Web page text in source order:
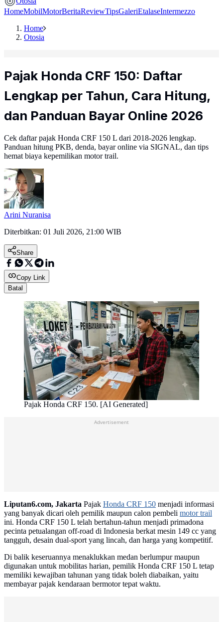
HomeMobilMotorBeritaReviewTipsGaleriEtalaseIntermezzo
Home
Otosia
Pajak Honda CRF 150: Daftar
Lengkap per Tahun, Cara Hitung,
dan Panduan Bayar Online 2026
Cek daftar pajak Honda CRF 150 L dari 2018-2026 lengkap.
Panduan hitung PKB, denda, bayar online via SIGNAL, dan tips
hemat biaya kepemilikan motor trail.
Arini Nuranisa
Diterbitkan: 01 Juli 2026, 21:00 WIB
Share
Copy Link
Batal
Pajak Honda CRF 150. [AI Generated]
Liputan6.com, Jakarta Pajak Honda CRF 150 menjadi informasi
yang banyak dicari oleh pemilik maupun calon pembeli motor trail
ini. Honda CRF 150 L telah bertahun-tahun menjadi primadona
pecinta petualangan off-road di Indonesia berkat mesin 149 cc yang
tangguh, desain dual-sport yang lincah, dan harga yang kompetitif.
Di balik keseruannya menaklukkan medan berlumpur maupun
digunakan untuk mobilitas harian, pemilik Honda CRF 150 L tetap
memiliki kewajiban tahunan yang tidak boleh diabaikan, yaitu
membayar pajak kendaraan bermotor tepat waktu.